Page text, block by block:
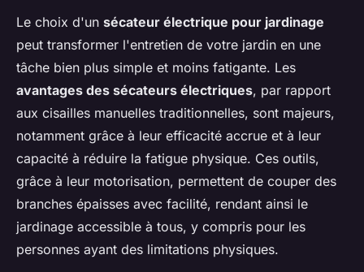
Le choix d'un sécateur électrique pour jardinage
peut transformer l'entretien de votre jardin en une
tâche bien plus simple et moins fatigante. Les
avantages des sécateurs électriques, par rapport
aux cisailles manuelles traditionnelles, sont majeurs,
notamment grâce à leur efficacité accrue et à leur
capacité à réduire la fatigue physique. Ces outils,
grâce à leur motorisation, permettent de couper des
branches épaisses avec facilité, rendant ainsi le
jardinage accessible à tous, y compris pour les
personnes ayant des limitations physiques.